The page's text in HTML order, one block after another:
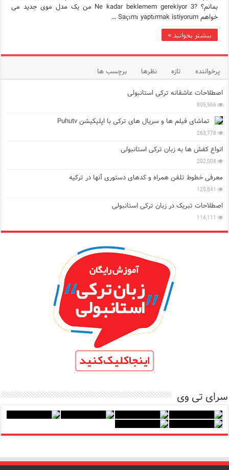
بمانم؟ ?Ne kadar beklemem gerekiyor 3 من یک مدل موی جدید می
خواهم Saçımı yaptırmak istiyorum …
بیشتر بخوانید »
پرخواننده تازه نظرها
برچسب ها
اصطلاحات عاشقانه ترکی استانبولی
805,966
تماشای فیلم ها و سریال های ترکی با اپلیکیشن Puhutv
263,778
انواع کفش ها به زبان ترکی استانبولی
202,008
معرفی خطوط تلفن همراه و کدهای دستوری آنها در ترکیه
125,841
اصطلاحات تبریک در زبان ترکی استانبولی
114,111
سرای تی وی